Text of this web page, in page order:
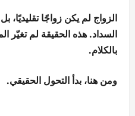
الزواج لم يكن زواجًا
السداد. هذه الحقيقة لم تغيّر
بالكلام.
ومن هنا، بدأ التحول الحقيقي.